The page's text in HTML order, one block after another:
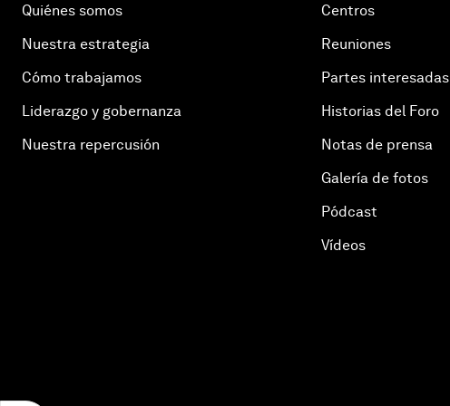
Quiénes somos
Nuestra estrategia
Cómo trabajamos
Liderazgo y gobernanza
Nuestra repercusión
Centros
Reuniones
Partes interesadas
Historias del Foro
Notas de prensa
Galería de fotos
Pódcast
Vídeos